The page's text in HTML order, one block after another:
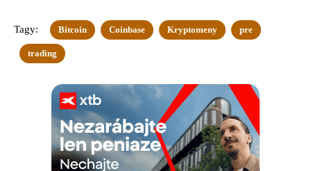
Tagy: Bitcoin Coinbase Kryptomeny pre
trading